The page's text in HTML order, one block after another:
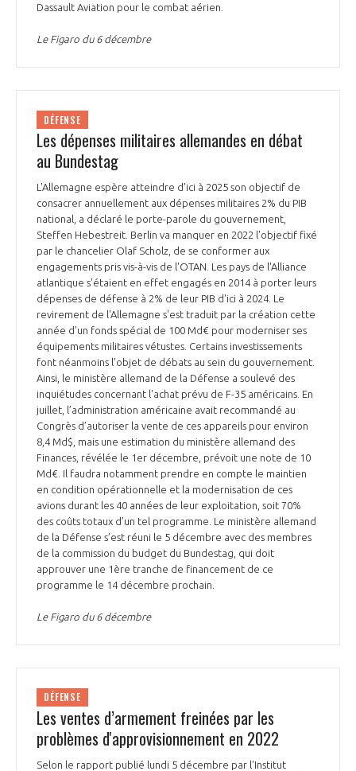
Dassault Aviation pour le combat aérien.
Le Figaro du 6 décembre
DÉFENSE
Les dépenses militaires allemandes en débat
au Bundestag
L'Allemagne espère atteindre d'ici à 2025 son objectif de
consacrer annuellement aux dépenses militaires 2% du PIB
national, a déclaré le porte-parole du gouvernement,
Steffen Hebestreit. Berlin va manquer en 2022 l'objectif fixé
par le chancelier Olaf Scholz, de se conformer aux
engagements pris vis-à-vis de l'OTAN. Les pays de l'Alliance
atlantique s'étaient en effet engagés en 2014 à porter leurs
dépenses de défense à 2% de leur PIB d'ici à 2024. Le
revirement de l'Allemagne s'est traduit par la création cette
année d'un fonds spécial de 100 Md€ pour moderniser ses
équipements militaires vétustes. Certains investissements
font néanmoins l'objet de débats au sein du gouvernement.
Ainsi, le ministère allemand de la Défense a soulevé des
inquiétudes concernant l'achat prévu de F-35 américains. En
juillet, l’administration américaine avait recommandé au
Congrès d’autoriser la vente de ces appareils pour environ
8,4 Md$, mais une estimation du ministère allemand des
Finances, révélée le 1er décembre, prévoit une note de 10
Md€. Il faudra notamment prendre en compte le maintien
en condition opérationnelle et la modernisation de ces
avions durant les 40 années de leur exploitation, soit 70%
des coûts totaux d’un tel programme. Le ministère allemand
de la Défense s’est réuni le 5 décembre avec des membres
de la commission du budget du Bundestag, qui doit
approuver une 1ère tranche de financement de ce
programme le 14 décembre prochain.
Le Figaro du 6 décembre
DÉFENSE
Les ventes d’armement freinées par les
problèmes d'approvisionnement en 2022
Selon le rapport publié lundi 5 décembre par l'Institut